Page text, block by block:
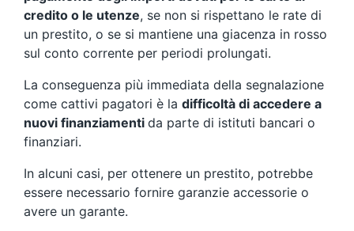
credito o le utenze, se non si rispettano le rate di
un prestito, o se si mantiene una giacenza in rosso
sul conto corrente per periodi prolungati.
La conseguenza più immediata della segnalazione
come cattivi pagatori è la difficoltà di accedere a
nuovi finanziamenti da parte di istituti bancari o
finanziari.
In alcuni casi, per ottenere un prestito, potrebbe
essere necessario fornire garanzie accessorie o
avere un garante.